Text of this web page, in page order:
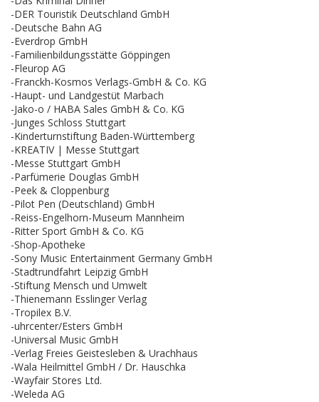
-DER Touristik Deutschland GmbH
-Deutsche Bahn AG
-Everdrop GmbH
-Familienbildungsstätte Göppingen
-Fleurop AG
-Franckh-Kosmos Verlags-GmbH & Co. KG
-Haupt- und Landgestüt Marbach
-Jako-o / HABA Sales GmbH & Co. KG
-Junges Schloss Stuttgart
-Kinderturnstiftung Baden-Württemberg
-KREATIV | Messe Stuttgart
-Messe Stuttgart GmbH
-Parfümerie Douglas GmbH
-Peek & Cloppenburg
-Pilot Pen (Deutschland) GmbH
-Reiss-Engelhorn-Museum Mannheim
-Ritter Sport GmbH & Co. KG
-Shop-Apotheke
-Sony Music Entertainment Germany GmbH
-Stadtrundfahrt Leipzig GmbH
-Stiftung Mensch und Umwelt
-Thienemann Esslinger Verlag
-Tropilex B.V.
-uhrcenter/Esters GmbH
-Universal Music GmbH
-Verlag Freies Geistesleben & Urachhaus
-Wala Heilmittel GmbH / Dr. Hauschka
-Wayfair Stores Ltd.
-Weleda AG